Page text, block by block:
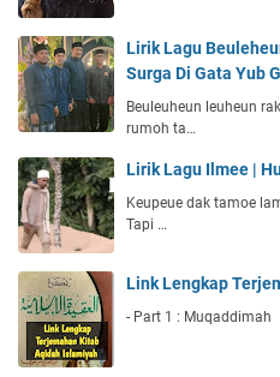
Lirik Lagu
Surga Di Gata Yub
Beuleuheun leuheun
rumoh ta…
Lirik Lagu Ilmee |
Keupeue dak tamoe
Tapi …
Link Lengkap
- Part 1 : Muqaddimah